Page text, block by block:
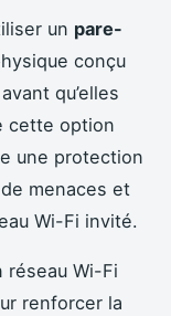
un pare-
conçu
qu’elles
cette option
une protection
menaces et
Wi-Fi invité.
réseau Wi-Fi
renforcer la